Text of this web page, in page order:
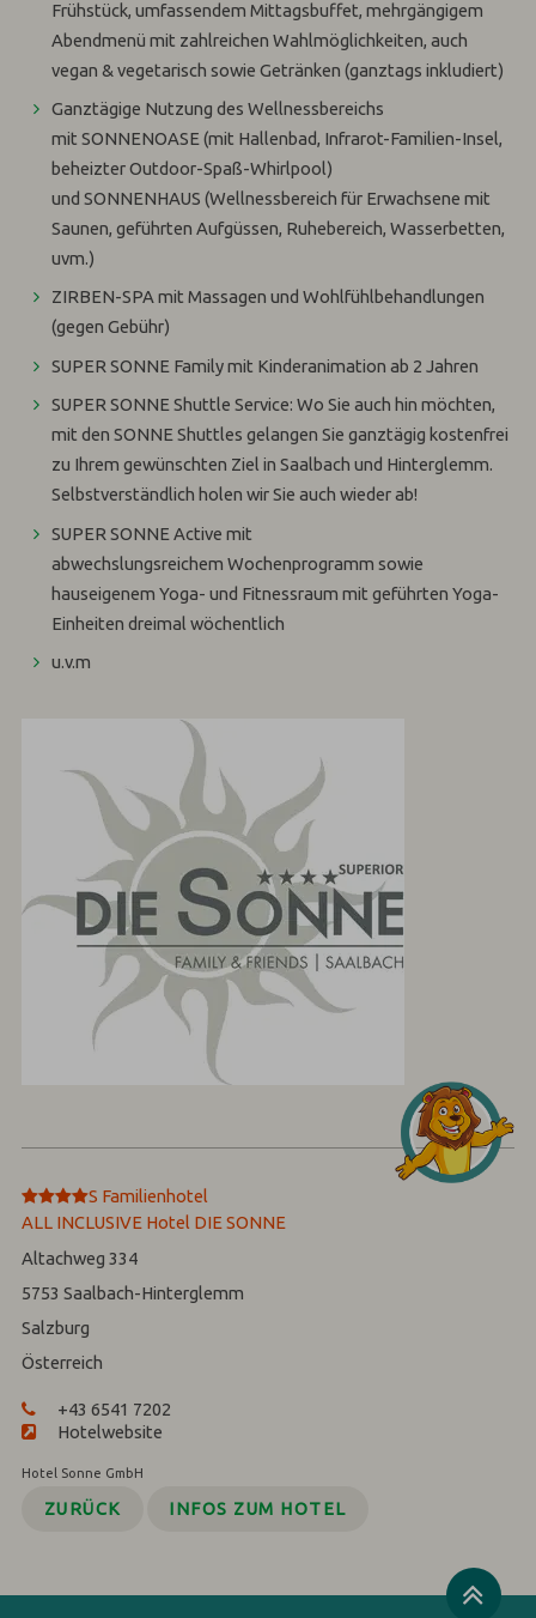
Frühstück, umfassendem Mittagsbuffet, mehrgängigem
Abendmenü mit zahlreichen Wahlmöglichkeiten, auch
vegan & vegetarisch sowie Getränken (ganztags inkludiert)
Ganztägige Nutzung des Wellnessbereichs
mit SONNENOASE (mit Hallenbad, Infrarot-Familien-Insel,
beheizter Outdoor-Spaß-Whirlpool)
und SONNENHAUS (Wellnessbereich für Erwachsene mit
Saunen, geführten Aufgüssen, Ruhebereich, Wasserbetten,
uvm.)
ZIRBEN-SPAmit Massagen und Wohlfühlbehandlungen
(gegen Gebühr)
SUPER SONNE Familymit Kinderanimation ab 2 Jahren
SUPER SONNE Shuttle Service: Wo Sie auch hin möchten,
mit den SONNE Shuttles gelangen Sie ganztägig kostenfrei
zu Ihrem gewünschten Ziel in Saalbach und Hinterglemm.
Selbstverständlich holen wir Sie auch wieder ab!
SUPER SONNE Activemit
abwechslungsreichemWochenprogramm sowie
hauseigenemYoga- und Fitnessraum mit geführten Yoga-
Einheiten dreimal wöchentlich
u.v.m
****
S Familienhotel
ALL INCLUSIVE Hotel DIE SONNE
Altachweg 334
5753 Saalbach-Hinterglemm
Salzburg
Österreich
+43 6541 7202
Hotelwebsite
Hotel Sonne GmbH
ZURÜCK INFOS ZUM HOTEL